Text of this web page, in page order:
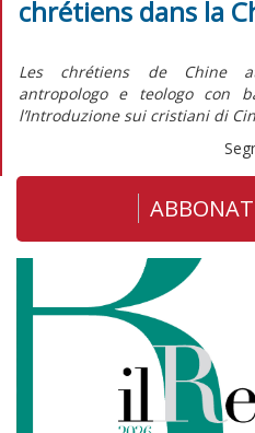
chrétiens dans la
Les chrétiens de Chine
antropologo e teologo con
l’Introduzione sui cristiani di